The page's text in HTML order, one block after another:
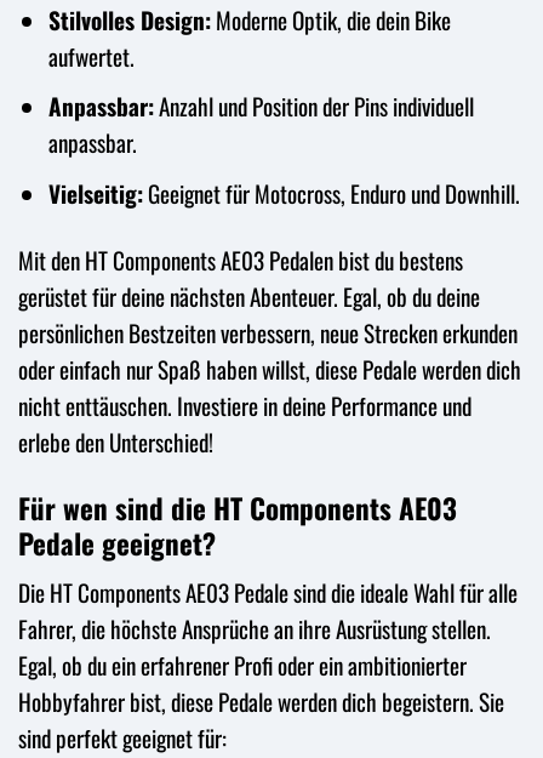
Stilvolles Design:Moderne Optik, die dein Bike
aufwertet.
Anpassbar:Anzahl und Position der Pins individuell
anpassbar.
Vielseitig:Geeignet für Motocross, Enduro und Downhill.
Mit den HT Components AE03 Pedalen bist du bestens
gerüstet für deine nächsten Abenteuer. Egal, ob du deine
persönlichen Bestzeiten verbessern, neue Strecken erkunden
oder einfach nur Spaß haben willst, diese Pedale werden dich
nicht enttäuschen. Investiere in deine Performance und
erlebe den Unterschied!
Für wen sind die HT Components AE03
Pedale geeignet?
Die HT Components AE03 Pedale sind die ideale Wahl für alle
Fahrer, die höchste Ansprüche an ihre Ausrüstung stellen.
Egal, ob du ein erfahrener Profi oder ein ambitionierter
Hobbyfahrer bist, diese Pedale werden dich begeistern. Sie
sind perfekt geeignet für: